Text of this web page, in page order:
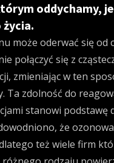
oddychamy,
życia.
może oderwać się od
połączyć się z
zmieniając w ten
Ta zdolność do
stanowi podstawę
że
też wiele firm